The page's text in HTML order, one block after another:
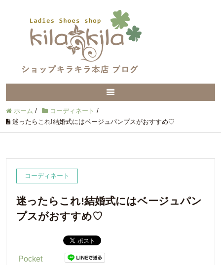
ホーム / コーディネート /
迷ったらこれ!結婚式にはベージュパンプスがおすすめ♡
コーディネート
迷ったらこれ!結婚式にはベージュパン
プスがおすすめ♡
Pocket